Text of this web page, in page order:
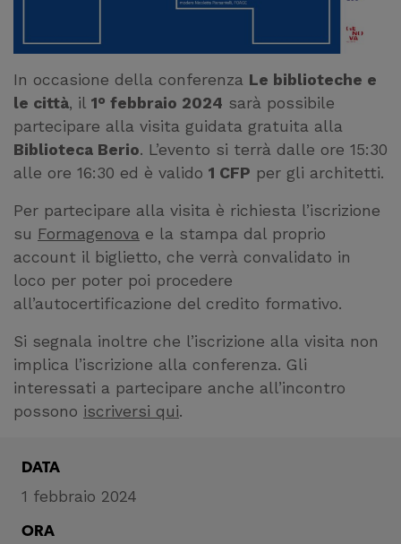
In occasione della conferenza Le biblioteche e
le città, il 1° febbraio 2024 sarà possibile
partecipare alla visita guidata gratuita alla
Biblioteca Berio. L’evento si terrà dalle ore 15:30
alle ore 16:30 ed è valido 1 CFP per gli architetti.
Per partecipare alla visita è richiesta l’iscrizione
su Formagenova e la stampa dal proprio
account il biglietto, che verrà convalidato in
loco per poter poi procedere
all’autocertificazione del credito formativo.
Si segnala inoltre che l’iscrizione alla visita non
implica l’iscrizione alla conferenza. Gli
interessati a partecipare anche all’incontro
possono iscriversi qui.
DATA
1 febbraio 2024
ORA